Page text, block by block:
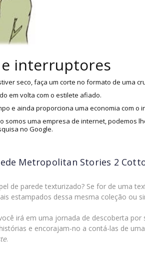
e interruptores
seco, faça um corte no formato de uma
em volta com o estilete afiado.
e ainda proporciona uma economia com o
somos uma empresa de internet,
no Google.
Metropolitan Stories 2
de parede texturizado? Se for de uma
estampados dessa mesma coleção ou
irá em uma jornada de descoberta
e encorajam-no a contá-las de
.